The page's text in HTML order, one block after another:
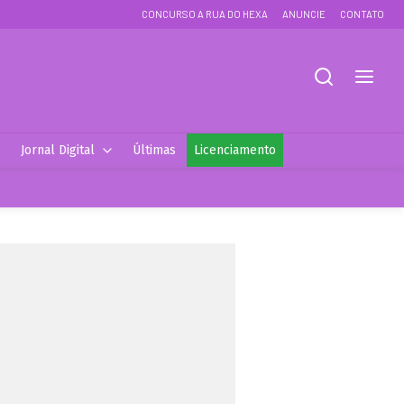
CONCURSO A RUA DO HEXA ANUNCIE CONTATO
Jornal Digital Últimas Licenciamento